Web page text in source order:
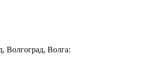
Волгоград, Волга: